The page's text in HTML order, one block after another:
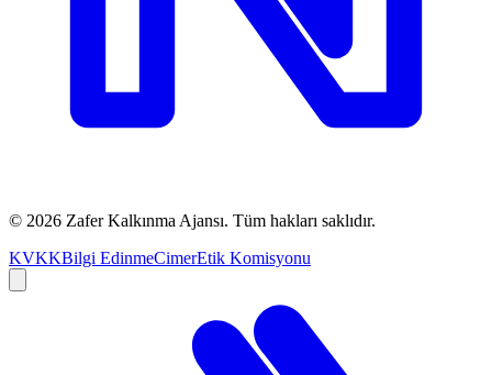
© 2026 Zafer Kalkınma Ajansı. Tüm hakları saklıdır.
KVKKBilgi EdinmeCimerEtik Komisyonu